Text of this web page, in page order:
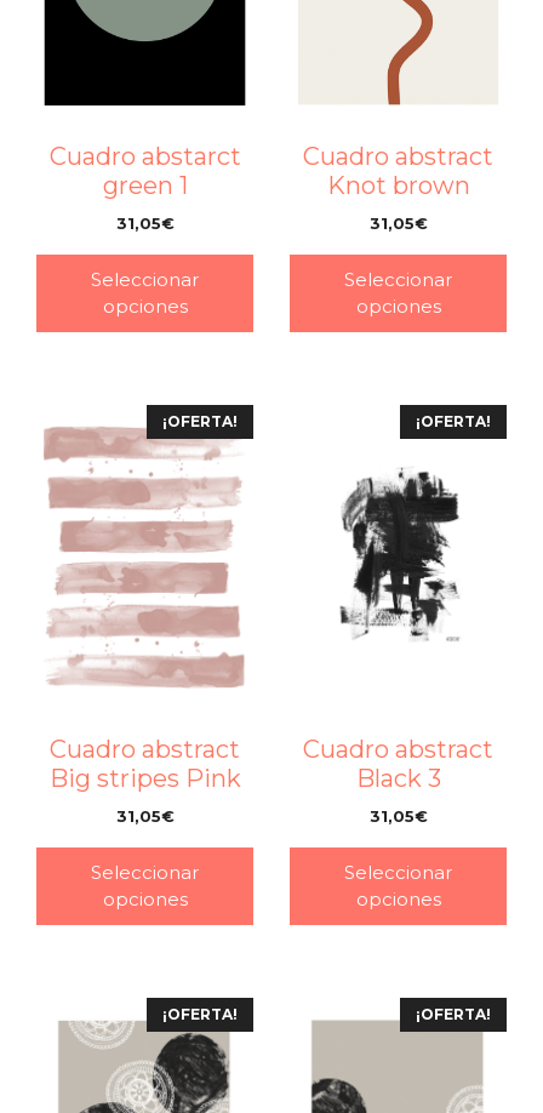
Cuadro abstarct
green 1
31,05€
Seleccionar
opciones
Cuadro abstract
Knot brown
31,05€
Seleccionar
opciones
¡OFERTA!
Cuadro abstract
Big stripes Pink
31,05€
Seleccionar
opciones
¡OFERTA!
Cuadro abstract
Black 3
31,05€
Seleccionar
opciones
¡OFERTA! ¡OFERTA!